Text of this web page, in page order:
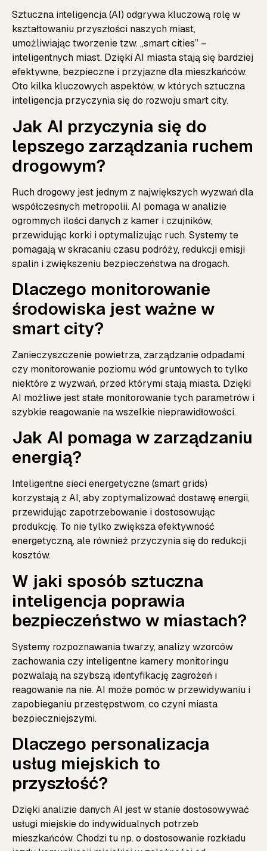
Sztuczna inteligencja (AI) odgrywa kluczową rolę w
kształtowaniu przyszłości naszych miast,
umożliwiając tworzenie tzw. „smart cities” –
inteligentnych miast. Dzięki AI miasta stają się bardziej
efektywne, bezpieczne i przyjazne dla mieszkańców.
Oto kilka kluczowych aspektów, w których sztuczna
inteligencja przyczynia się do rozwoju smart city.
Jak AI przyczynia się do
lepszego zarządzania ruchem
drogowym?
Ruch drogowy jest jednym z największych wyzwań dla
współczesnych metropolii. AI pomaga w analizie
ogromnych ilości danych z kamer i czujników,
przewidując korki i optymalizując ruch. Systemy te
pomagają w skracaniu czasu podróży, redukcji emisji
spalin i zwiększeniu bezpieczeństwa na drogach.
Dlaczego monitorowanie
środowiska jest ważne w
smart city?
Zanieczyszczenie powietrza, zarządzanie odpadami
czy monitorowanie poziomu wód gruntowych to tylko
niektóre z wyzwań, przed którymi stają miasta. Dzięki
AI możliwe jest stałe monitorowanie tych parametrów i
szybkie reagowanie na wszelkie nieprawidłowości.
Jak AI pomaga w zarządzaniu
energią?
Inteligentne sieci energetyczne (smart grids)
korzystają z AI, aby zoptymalizować dostawę energii,
przewidując zapotrzebowanie i dostosowując
produkcję. To nie tylko zwiększa efektywność
energetyczną, ale również przyczynia się do redukcji
kosztów.
W jaki sposób sztuczna
inteligencja poprawia
bezpieczeństwo w miastach?
Systemy rozpoznawania twarzy, analizy wzorców
zachowania czy inteligentne kamery monitoringu
pozwalają na szybszą identyfikację zagrożeń i
reagowanie na nie. AI może pomóc w przewidywaniu i
zapobieganiu przestępstwom, co czyni miasta
bezpieczniejszymi.
Dlaczego personalizacja
usług miejskich to
przyszłość?
Dzięki analizie danych AI jest w stanie dostosowywać
usługi miejskie do indywidualnych potrzeb
mieszkańców. Chodzi tu np. o dostosowanie rozkładu